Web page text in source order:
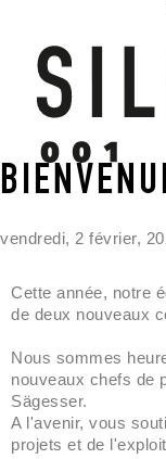
vendredi, 2 février,
Cette année, notre
de deux nouveaux
Nous sommes
nouveaux chefs de
Sägesser.
A l'avenir, vous
projets et de